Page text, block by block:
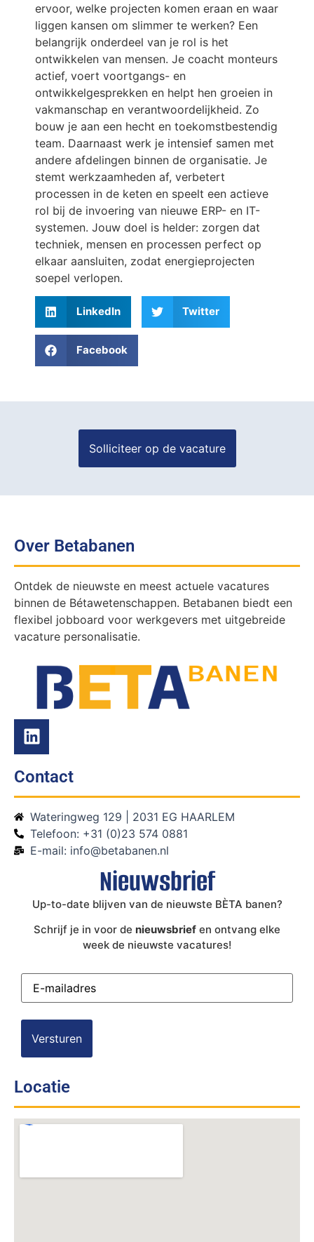
ervoor, welke projecten komen eraan en waar
liggen kansen om slimmer te werken? Een
belangrijk onderdeel van je rol is het
ontwikkelen van mensen. Je coacht monteurs
actief, voert voortgangs- en
ontwikkelgesprekken en helpt hen groeien in
vakmanschap en verantwoordelijkheid. Zo
bouw je aan een hecht en toekomstbestendig
team. Daarnaast werk je intensief samen met
andere afdelingen binnen de organisatie. Je
stemt werkzaamheden af, verbetert
processen in de keten en speelt een actieve
rol bij de invoering van nieuwe ERP- en IT-
systemen. Jouw doel is helder: zorgen dat
techniek, mensen en processen perfect op
elkaar aansluiten, zodat energieprojecten
soepel verlopen.
LinkedIn Twitter
Facebook
Over Betabanen
Ontdek de nieuwste en meest actuele vacatures
binnen de Bétawetenschappen. Betabanen biedt een
flexibel jobboard voor werkgevers met uitgebreide
vacature personalisatie.
Contact
Wateringweg 129 | 2031 EG HAARLEM
Telefoon: +31 (0)23 574 0881
E-mail: info@betabanen.nl
Nieuwsbrief
Up-to-date blijven van de nieuwste BÈTA banen?
Schrijf je in voor de nieuwsbrief en ontvang elke
week de nieuwste vacatures!
E-
mailadres(Vereist)
Locatie